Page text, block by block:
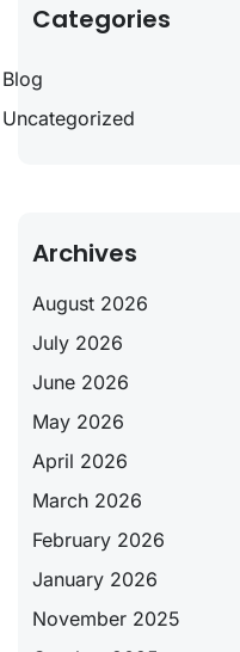
Categories
Blog
Uncategorized
Archives
August 2026
July 2026
June 2026
May 2026
April 2026
March 2026
February 2026
January 2026
November 2025